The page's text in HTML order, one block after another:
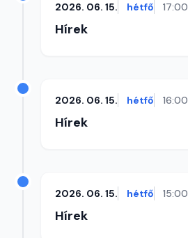
2026. 06. 15. hétfő 17:00
Hírek
2026. 06. 15. hétfő 16:00
Hírek
2026. 06. 15. hétfő 15:00
Hírek